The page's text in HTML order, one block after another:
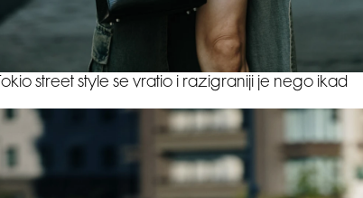
Tokio street style se vratio i razigraniji je nego ikad